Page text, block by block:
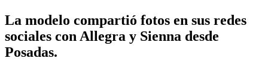
La modelo compartió fotos en sus redes
sociales con Allegra y Sienna desde
Posadas.